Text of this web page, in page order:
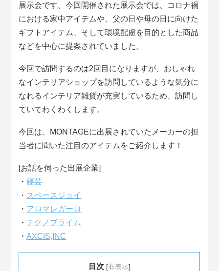
展示会です。今回開催された展示会では、コロナ禍
における家中アイテムや、父の日や母の日に向けた
ギフトアイテム、そして環境配慮を目的とした商品
などを中心に提案されていました。
今回で訪問するのは2回目になりますが、おしゃれ
なインテリアショップを訪問しているような気分に
なれるインテリア雑貨が充実しているため、訪問し
ていてわくわくします。
今回は、MONTAGEに出展されていたメーカーの担
当者に聞いた注目のアイテムをご紹介します！
[お話を伺った出展企業]
・籐芸
・ スペースジョイ
・ アロマレガーロ
・ テクノプライム
・AXCIS,INC
目次 [非表示]